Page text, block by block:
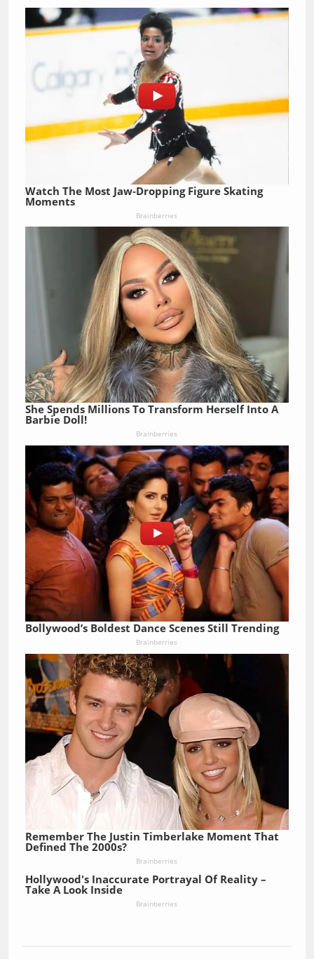
Watch The Most Jaw‑Dropping Figure Skating
Moments
Brainberries
She Spends Millions To Transform Herself Into A
Barbie Doll!
Brainberries
Bollywood’s Boldest Dance Scenes Still Trending
Brainberries
Remember The Justin Timberlake Moment That
Defined The 2000s?
Brainberries
Hollywood's Inaccurate Portrayal Of Reality –
Take A Look Inside
Brainberries